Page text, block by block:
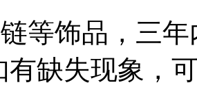
等饰品，三
有缺失现象，